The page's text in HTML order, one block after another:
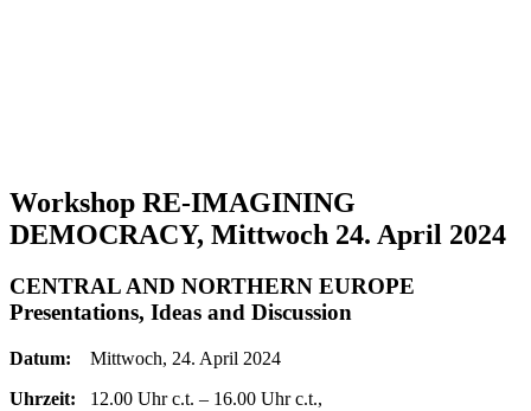
Workshop RE-IMAGINING
DEMOCRACY, Mittwoch 24. April 2024
CENTRAL AND NORTHERN EUROPE
Presentations, Ideas and Discussion
Datum: Mittwoch, 24. April 2024
Uhrzeit:
12.00 Uhr c.t. – 16.00 Uhr c.t.,